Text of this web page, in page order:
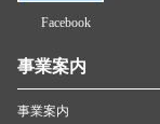
Facebook
事業案内
事業案内